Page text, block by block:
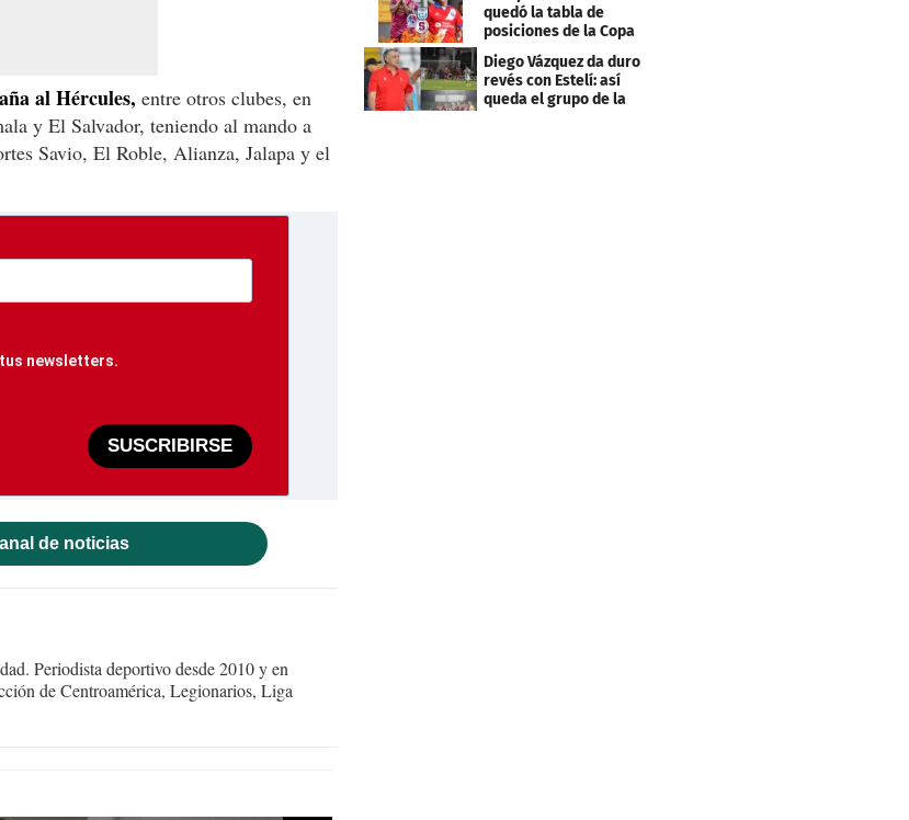
al Hércules, entre otros clubes, en
y El Salvador, teniendo al mando a
Savio, El Roble, Alianza, Jalapa y el
newsletters.
SUSCRIBIRSE
de noticias
Periodista deportivo desde 2010 y en
de Centroamérica, Legionarios, Liga
quedó la tabla de
posiciones de la Copa
Centroamericana
Diego Vázquez da duro
revés con Estelí: así
queda el grupo de la